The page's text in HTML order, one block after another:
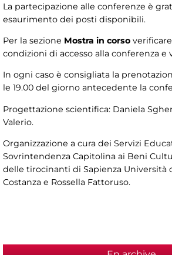
La partecipazione alle conferenze è
esaurimento dei posti disponibili.
Per la sezione Mostra in corso
condizioni di accesso alla conferenza e
In ogni caso è consigliata la
le 19.00 del giorno antecedente la
Progettazione scientifica: Daniela
Valerio.
Organizzazione a cura dei Servizi
Sovrintendenza Capitolina ai Beni
delle tirocinanti di Sapienza Università
Costanza e Rossella Fattoruso.